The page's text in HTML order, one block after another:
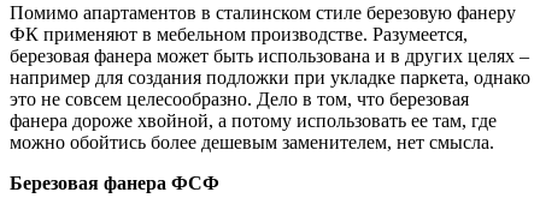
Помимо апартаментов в сталинском стиле березовую фанеру
ФК применяют в мебельном производстве. Разумеется,
березовая фанера может быть использована и в других целях –
например для создания подложки при укладке паркета, однако
это не совсем целесообразно. Дело в том, что березовая
фанера дороже хвойной, а потому использовать ее там, где
можно обойтись более дешевым заменителем, нет смысла.
Березовая фанера ФСФ